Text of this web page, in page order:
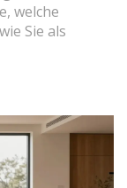
welche
Sie als